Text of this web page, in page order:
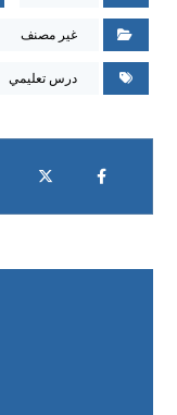
غير مصنف
درس تعليمي